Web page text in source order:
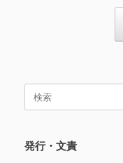
検
発行・文責